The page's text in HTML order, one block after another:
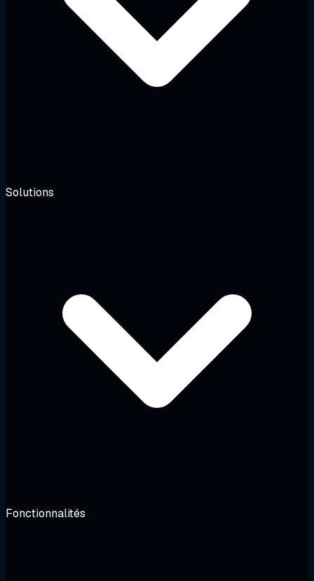
Solutions
Fonctionnalités